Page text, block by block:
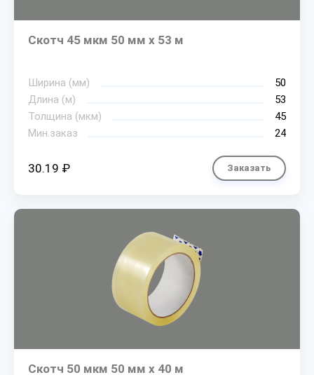
Скотч 45 мкм 50 мм х 53 м
Ширина (мм)
50
Длина (м)
53
Толщина (мкм)
45
Мин.заказ
24
30.19 ₽ Заказать
Скотч 50 мкм 50 мм х 40 м